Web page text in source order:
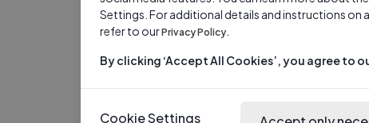
Settings. For additional details and instructions on
refer to ourPrivacy Policy.
By clicking ‘Accept All Cookies’, you agree to
Cookie Settings